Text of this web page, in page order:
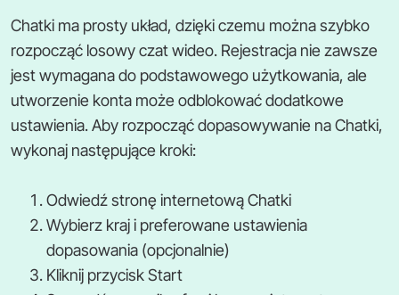
Chatki ma prosty układ, dzięki czemu można szybko
rozpocząć losowy czat wideo. Rejestracja nie zawsze
jest wymagana do podstawowego użytkowania, ale
utworzenie konta może odblokować dodatkowe
ustawienia. Aby rozpocząć dopasowywanie na Chatki,
wykonaj następujące kroki:
Odwiedź stronę internetową Chatki
Wybierz kraj i preferowane ustawienia
dopasowania (opcjonalnie)
Kliknij przycisk Start